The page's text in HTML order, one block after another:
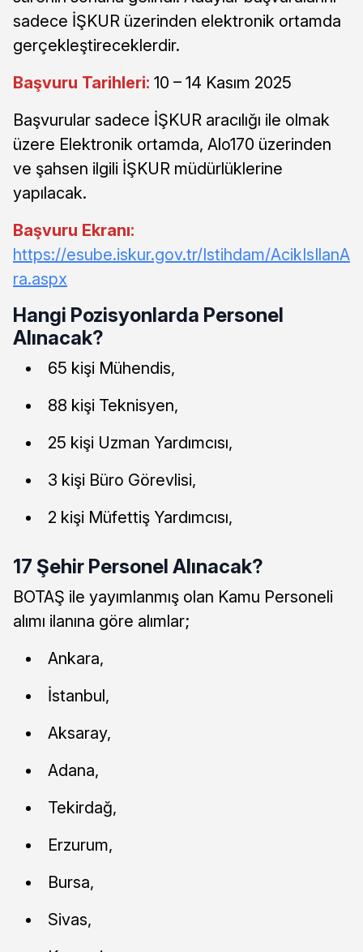
sadece İŞKUR üzerinden elektronik ortamda
gerçekleştireceklerdir.
Başvuru Tarihleri: 10 – 14 Kasım 2025
Başvurular sadece İŞKUR aracılığı ile olmak
üzere Elektronik ortamda, Alo170 üzerinden
ve şahsen ilgili İŞKUR müdürlüklerine
yapılacak.
Başvuru Ekranı:
https://esube.iskur.gov.tr/Istihdam/AcikIsIlanA
ra.aspx
Hangi Pozisyonlarda Personel
Alınacak?
65 kişi Mühendis,
88 kişi Teknisyen,
25 kişi Uzman Yardımcısı,
3 kişi Büro Görevlisi,
2 kişi Müfettiş Yardımcısı,
17 Şehir Personel Alınacak?
BOTAŞ ile yayımlanmış olan Kamu Personeli
alımı ilanına göre alımlar;
Ankara,
İstanbul,
Aksaray,
Adana,
Tekirdağ,
Erzurum,
Bursa,
Sivas,